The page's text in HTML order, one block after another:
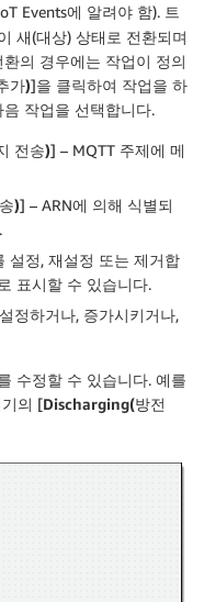
Events에 알려야 함). 트
새(대상) 상태로 전환되며
의 경우에는 작업이 정의
가)]을 클릭하여 작업을 하
작업을 선택합니다.
전송)] – MQTT 주제에 메
)] – ARN에 의해 식별되
설정, 재설정 또는 제거합
표시할 수 있습니다.
정하거나, 증가시키거나,
수정할 수 있습니다. 예를
의 [Discharging(방전